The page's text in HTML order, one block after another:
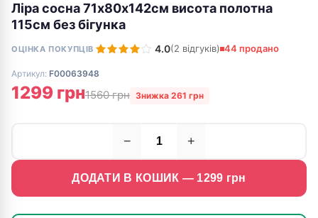
Ліра сосна 71х80х142см висота полотна
115см без бігунка
ОЦІНКА ПОКУПЦІВ 4.0(2 відгуків) 44 продано
Артикул: F00063948
1299 грн1560 грн Знижка 261 грн
− +
ДОДАТИ В КОШИК — 1299 грн